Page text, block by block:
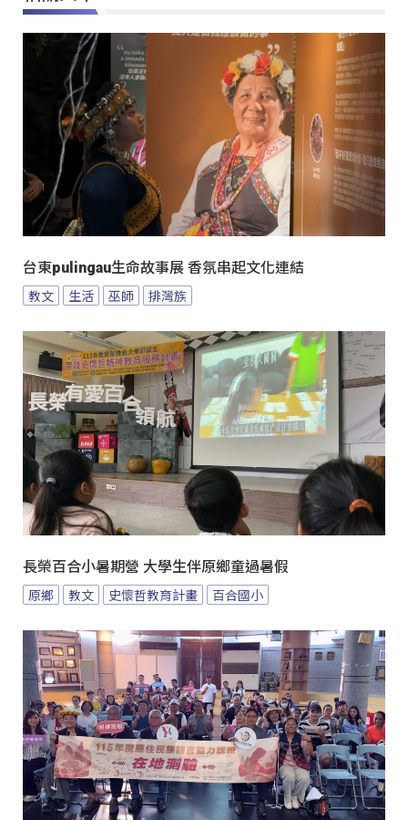
台東pulingau生命故事展 香氛串起文化連結
教文 生活 巫師 排灣族
長榮百合小暑期營 大學生伴原鄉童過暑假
原鄉 教文 史懷哲教育計畫 百合國小